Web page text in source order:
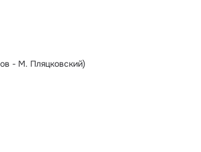
- М. Пляцковский)